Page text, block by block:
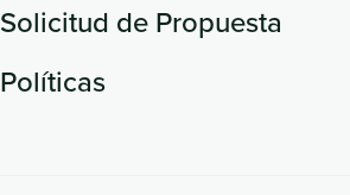
Solicitud de Propuesta
Políticas